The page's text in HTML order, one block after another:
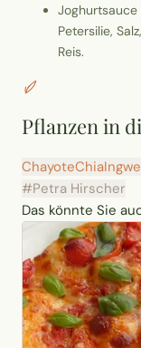
Petersilie,
Reis.
Pflanzen in
ChayoteChia
#Petra Hirscher
Das könnte Sie